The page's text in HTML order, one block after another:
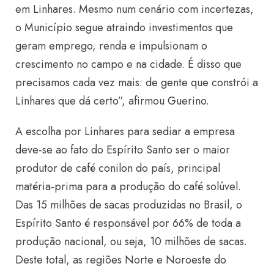
em Linhares. Mesmo num cenário com incertezas,
o Município segue atraindo investimentos que
geram emprego, renda e impulsionam o
crescimento no campo e na cidade. É disso que
precisamos cada vez mais: de gente que constrói a
Linhares que dá certo”, afirmou Guerino.
A escolha por Linhares para sediar a empresa
deve-se ao fato do Espírito Santo ser o maior
produtor de café conilon do país, principal
matéria-prima para a produção do café solúvel.
Das 15 milhões de sacas produzidas no Brasil, o
Espírito Santo é responsável por 66% de toda a
produção nacional, ou seja, 10 milhões de sacas.
Deste total, as regiões Norte e Noroeste do